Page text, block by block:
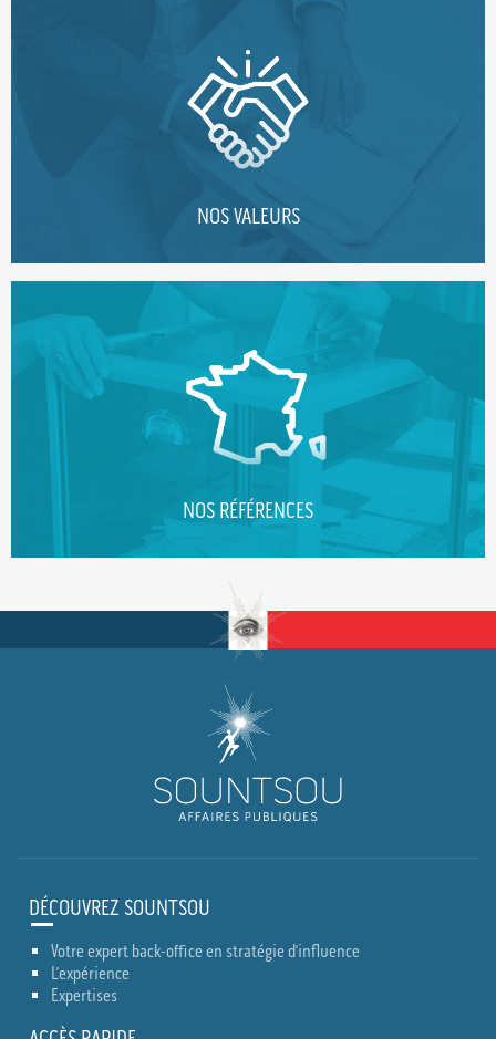
NOS VALEURS
NOS RÉFÉRENCES
DÉCOUVREZ SOUNTSOU
Votre expert back-office en stratégie d’influence
L’expérience
Expertises